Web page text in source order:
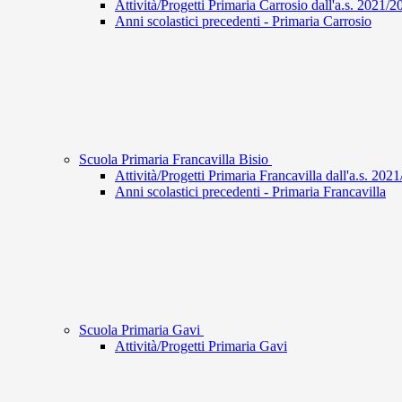
Attività/Progetti Primaria Carrosio dall'a.s. 2021/
Anni scolastici precedenti - Primaria Carrosio
Scuola Primaria Francavilla Bisio
Attività/Progetti Primaria Francavilla dall'a.s.
Anni scolastici precedenti - Primaria Francavilla
Scuola Primaria Gavi
Attività/Progetti Primaria Gavi